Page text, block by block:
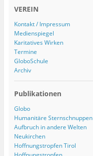
VEREIN
Kontakt / Impressum
Medienspiegel
Karitatives Wirken
Termine
GloboSchule
Archiv
Publikationen
Globo
Humanitäre Sternschnuppen
Aufbruch in andere Welten
Neukirchen
Hoffnungstropfen Tirol